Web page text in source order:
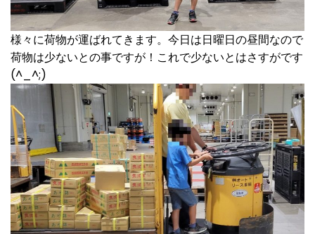
様々に荷物が運ばれてきます。今日は日曜日の昼間なので
荷物は少ないとの事ですが！これで少ないとはさすがです
(^_^;)